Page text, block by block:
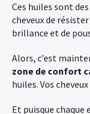
Ces huiles sont
cheveux de
brillance et de
Alors, c’est
zone de confort
huiles. Vos
Et puisque chaque